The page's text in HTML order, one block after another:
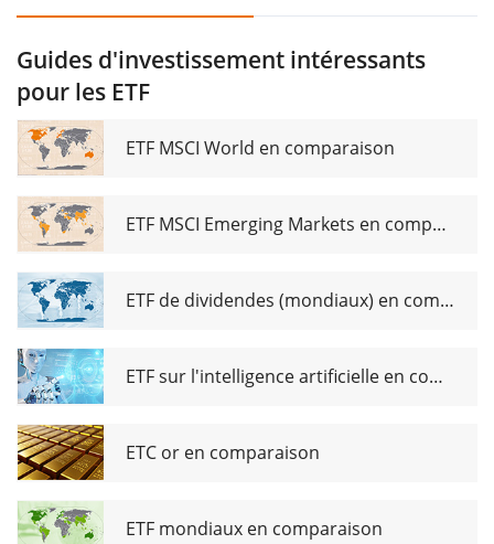
Guides d'investissement intéressants
pour les ETF
ETF MSCI World en comparaison
ETF MSCI Emerging Markets en comparaison
ETF de dividendes (mondiaux) en comparaison
ETF sur l'intelligence artificielle en comparaison
ETC or en comparaison
ETF mondiaux en comparaison